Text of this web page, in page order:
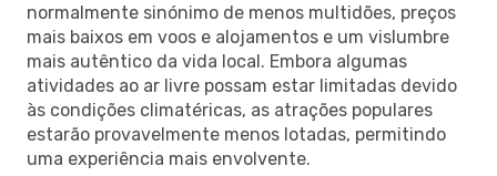
normalmente sinónimo de menos multidões, preços
mais baixos em voos e alojamentos e um vislumbre
mais autêntico da vida local. Embora algumas
atividades ao ar livre possam estar limitadas devido
às condições climatéricas, as atrações populares
estarão provavelmente menos lotadas, permitindo
uma experiência mais envolvente.